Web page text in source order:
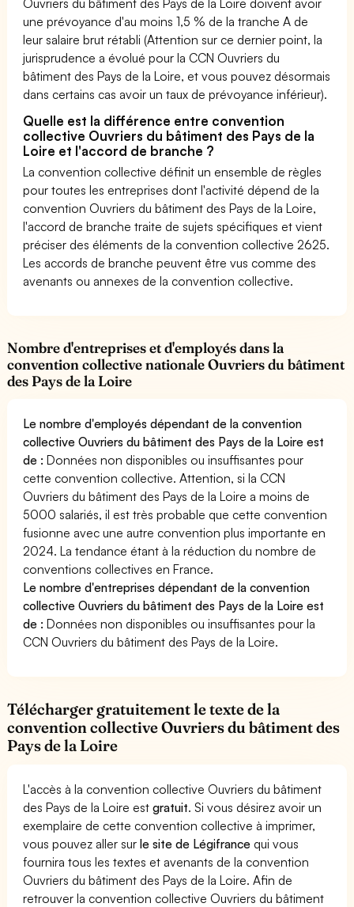
une prévoyance d'au moins 1,5 % de la tranche A de
leur salaire brut rétabli (Attention sur ce dernier point, la
jurisprudence a évolué pour la CCN Ouvriers du
bâtiment des Pays de la Loire, et vous pouvez désormais
dans certains cas avoir un taux de prévoyance inférieur).
Quelle est la différence entre convention
collective Ouvriers du bâtiment des Pays de la
Loire et l'accord de branche ?
La convention collective définit un ensemble de règles
pour toutes les entreprises dont l'activité dépend de la
convention Ouvriers du bâtiment des Pays de la Loire,
l'accord de branche traite de sujets spécifiques et vient
préciser des éléments de la convention collective 2625.
Les accords de branche peuvent être vus comme des
avenants ou annexes de la convention collective.
Nombre d'entreprises et d'employés dans la
convention collective nationale Ouvriers du bâtiment
des Pays de la Loire
Le nombre d'employés dépendant de la convention
collective Ouvriers du bâtiment des Pays de la Loire est
de :Données non disponibles ou insuffisantes pour
cette convention collective. Attention, si la CCN
Ouvriers du bâtiment des Pays de la Loire a moins de
5000 salariés, il est très probable que cette convention
fusionne avec une autre convention plus importante en
2024. La tendance étant à la réduction du nombre de
conventions collectives en France.
Le nombre d'entreprises dépendant de la convention
collective Ouvriers du bâtiment des Pays de la Loire est
de :Données non disponibles ou insuffisantes pour la
CCN Ouvriers du bâtiment des Pays de la Loire.
Télécharger gratuitement le texte de la
convention collective Ouvriers du bâtiment des
Pays de la Loire
L'accès à la convention collective Ouvriers du bâtiment
des Pays de la Loire estgratuit. Si vous désirez avoir un
exemplaire de cette convention collective à imprimer,
vous pouvez aller surle site de Légifrance qui vous
fournira tous les textes et avenants de la convention
Ouvriers du bâtiment des Pays de la Loire. Afin de
retrouver la convention collective Ouvriers du bâtiment